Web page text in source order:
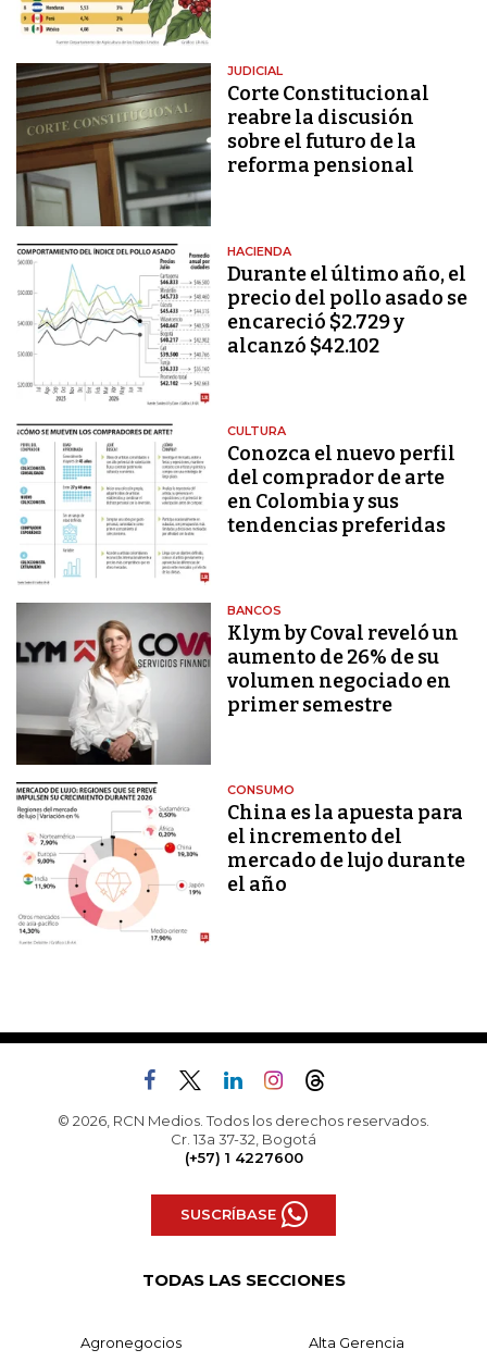
JUDICIAL
Corte Constitucional
reabre la discusión
sobre el futuro de la
reforma pensional
HACIENDA
Durante el último año, el
precio del pollo asado se
encareció $2.729 y
alcanzó $42.102
CULTURA
Conozca el nuevo perfil
del comprador de arte
en Colombia y sus
tendencias preferidas
BANCOS
Klym by Coval reveló un
aumento de 26% de su
volumen negociado en
primer semestre
CONSUMO
China es la apuesta para
el incremento del
mercado de lujo durante
el año
© 2026, RCN Medios. Todos los derechos reservados.
Cr. 13a 37-32, Bogotá
(+57) 1 4227600
SUSCRÍBASE
TODAS LAS SECCIONES
Agronegocios Alta Gerencia